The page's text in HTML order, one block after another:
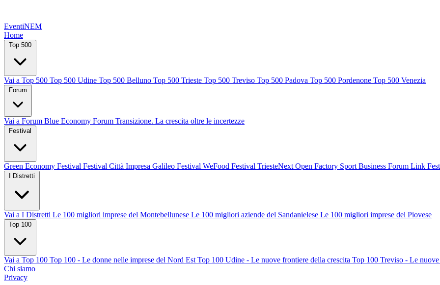
EventiNEM
Home
Top 500
Vai a Top 500 Top 500 Udine Top 500 Belluno Top 500 Trieste Top 500 Treviso Top 500 Padova Top 500 Pordenone Top 500 Venezia
Forum
Vai a Forum Blue Economy Forum Transizione. La crescita oltre le incertezze
Festival
Green Economy Festival Festival Città Impresa Galileo Festival WeFood Festival TriesteNext Open Factory Sport Business Forum Link
I Distretti
Vai a I Distretti Le 100 migliori imprese del Montebellunese Le 100 migliori aziende del Sandanielese Le 100 migliori imprese del Piovese
Top 100
Vai a Top 100 Top 100 - Le donne nelle imprese del Nord Est Top 100 Udine - Le nuove frontiere della crescita Top 100 Treviso - Le
Chi siamo
Privacy